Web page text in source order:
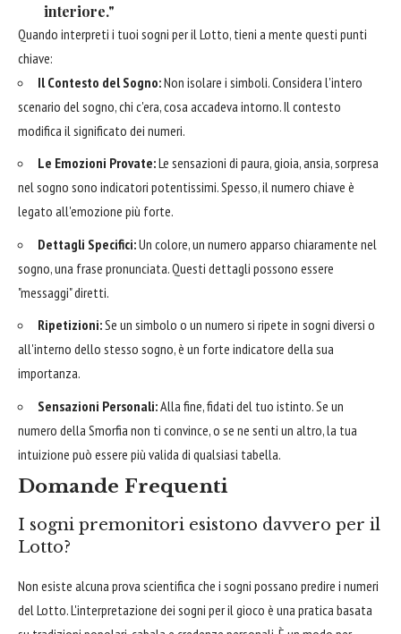
interiore."
Quando interpreti i tuoi sogni per il Lotto, tieni a mente questi punti
chiave:
Il Contesto del Sogno:Non isolare i simboli. Considera l'intero
scenario del sogno, chi c'era, cosa accadeva intorno. Il contesto
modifica il significato dei numeri.
Le Emozioni Provate:Le sensazioni di paura, gioia, ansia, sorpresa
nel sogno sono indicatori potentissimi. Spesso, il numero chiave è
legato all'emozione più forte.
Dettagli Specifici:Un colore, un numero apparso chiaramente nel
sogno, una frase pronunciata. Questi dettagli possono essere
"messaggi" diretti.
Ripetizioni:Se un simbolo o un numero si ripete in sogni diversi o
all'interno dello stesso sogno, è un forte indicatore della sua
importanza.
Sensazioni Personali:Alla fine, fidati del tuo istinto. Se un
numero della Smorfia non ti convince, o se ne senti un altro, la tua
intuizione può essere più valida di qualsiasi tabella.
Domande Frequenti
I sogni premonitori esistono davvero per il
Lotto?
Non esiste alcuna prova scientifica che i sogni possano predire i numeri
del Lotto. L'interpretazione dei sogni per il gioco è una pratica basata